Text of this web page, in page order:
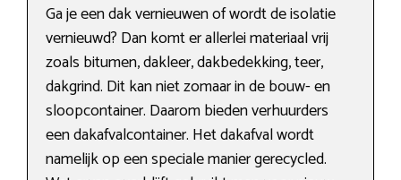
Ga je een dak vernieuwen of wordt de isolatie
vernieuwd? Dan komt er allerlei materiaal vrij
zoals bitumen, dakleer, dakbedekking, teer,
dakgrind. Dit kan niet zomaar in de bouw- en
sloopcontainer. Daarom bieden verhuurders
een dakafvalcontainer. Het dakafval wordt
namelijk op een speciale manier gerecycled.